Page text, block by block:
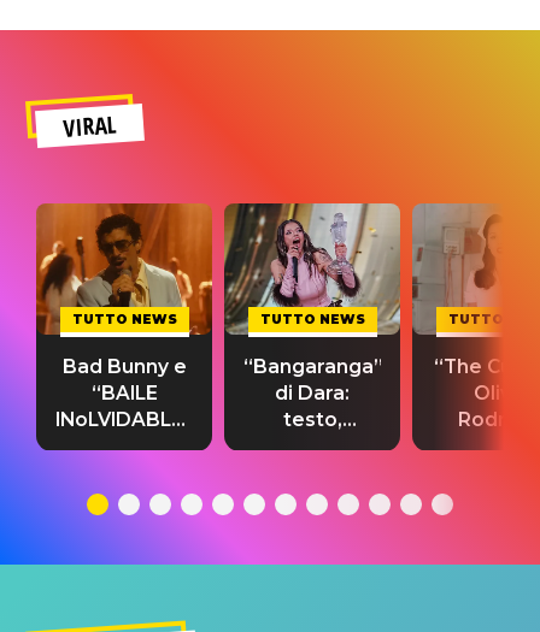
VIRAL
TUTTO NEWS
Bad Bunny e
“BAILE
INoLVIDABLE”:
testo,
significato
TUTTO NEWS
“Bangaranga”
di Dara:
testo,
traduzione e
del singolo
TUTTO
“The
Olivia
testo,